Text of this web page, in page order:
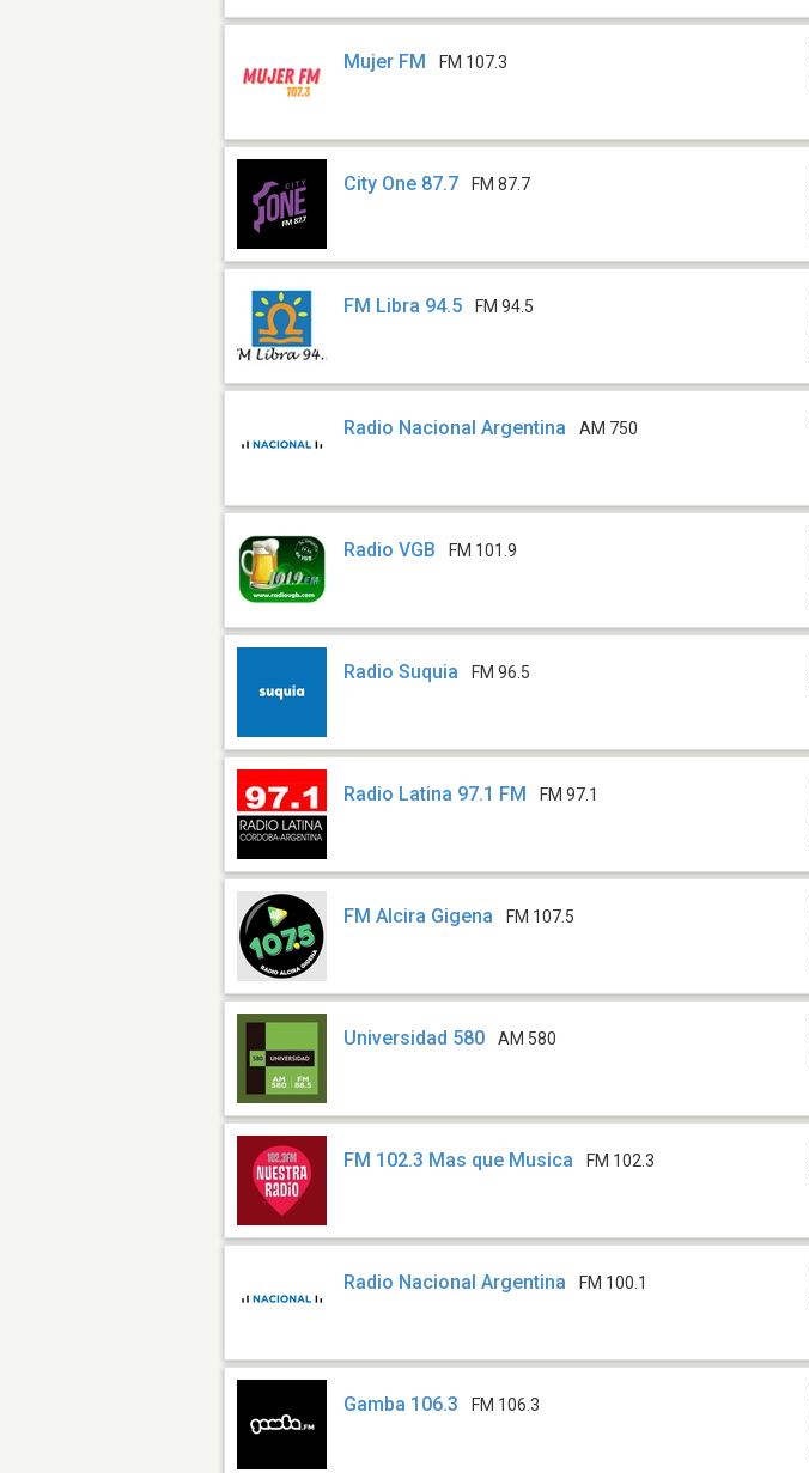
Mujer FM FM 107.3
City One 87.7 FM 87.7
FM Libra 94.5 FM 94.5
Radio Nacional Argentina AM 750
Radio VGB FM 101.9
Radio Suquia FM 96.5
Radio Latina 97.1 FM FM 97.1
FM Alcira Gigena FM 107.5
Universidad 580 AM 580
FM 102.3 Mas que Musica FM 102.3
Radio Nacional Argentina FM 100.1
Gamba 106.3 FM 106.3